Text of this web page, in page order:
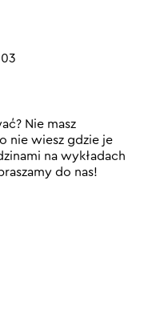
Nie masz
nie wiesz gdzie je
na wykładach
do nas!